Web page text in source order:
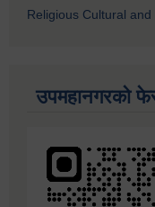
Religious Cultural
उपमहानगरको